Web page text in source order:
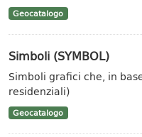
Geocatalogo
Simboli (SYMBOL)
Simboli grafici che, in
residenziali)
Geocatalogo